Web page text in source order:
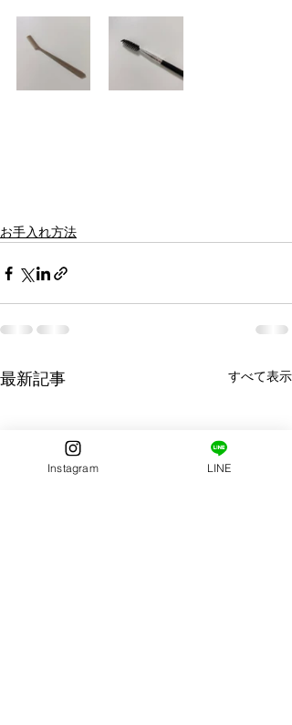
お手入れ方法
最新記事 すべて表示
Instagram LINE